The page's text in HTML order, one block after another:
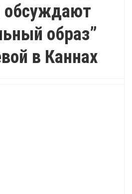
обсуждают
образ”
в Каннах